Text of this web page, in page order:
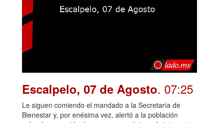
Escalpelo, 07 de Agosto. 07:25
Le siguen comiendo el mandado a la Secretaría de
Bienestar y, por enésima vez, alertó a la población